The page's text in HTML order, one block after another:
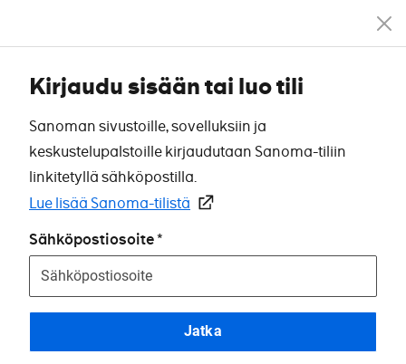
Kirjaudu sisään tai luo tili
Sanoman sivustoille, sovelluksiin ja
keskustelupalstoille kirjaudutaan Sanoma-tiliin
linkitetyllä sähköpostilla.
Lue lisää Sanoma-tilistä
Sähköpostiosoite
Jatka